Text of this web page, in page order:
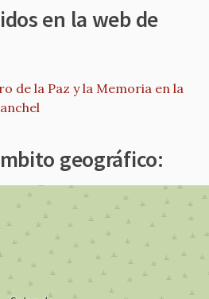
en la web de
de la Paz y la Memoria en la
geográfico: